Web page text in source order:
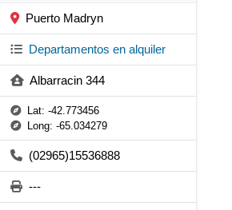
Puerto Madryn
Departamentos en alquiler
Albarracin 344
Lat: -42.773456
Long: -65.034279
(02965)15536888
---